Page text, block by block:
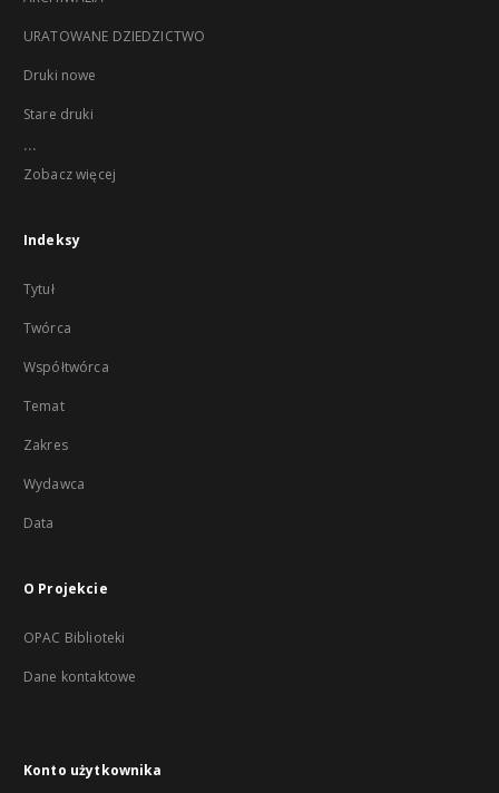
URATOWANE DZIEDZICTWO
Druki nowe
Stare druki
...
Zobacz więcej
Indeksy
Tytuł
Twórca
Współtwórca
Temat
Zakres
Wydawca
Data
O Projekcie
OPAC Biblioteki
Dane kontaktowe
Konto użytkownika